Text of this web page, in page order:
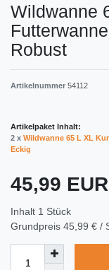
Wildwanne
Robust
Artikelnummer 54112
Artikelpaket Inhalt:
2 x Wildwanne 65 L XL
Eckig
45,99 EUR
Inhalt 1 Stück
Grundpreis 45,99 € /